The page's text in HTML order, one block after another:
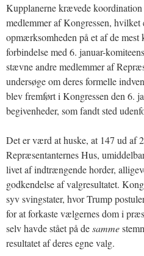
Kupplanerne krævede
medlemmer af Kongressen, hvilket
opmærksomheden på et af de mest
forbindelse med 6. januar-
stævne andre medlemmer af
undersøge om deres formelle
blev fremført i Kongressen den 6.
begivenheder, som fandt sted
Det er værd at huske, at 147 ud af
Repræsentanternes Hus,
livet af indtrængende horder,
godkendelse af valgresultatet.
syv svingstater, hvor Trump
for at forkaste vælgernes dom i
selv havde stået på desamme
resultatet af deres egne valg.